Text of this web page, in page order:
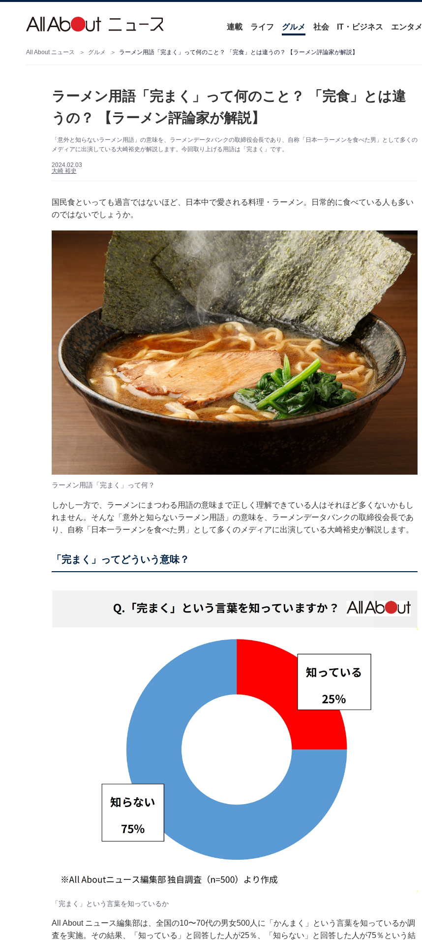
連載 ライフ グルメ 社会 IT・ビジネス エンタメ
All About ニュース グルメ ラーメン用語「完まく」って何のこと？ 「完食」とは違うの？ 【ラーメン評論家が解説】
ラーメン用語「完まく」って何のこと？ 「完食」とは違
うの？ 【ラーメン評論家が解説】
「意外と知らないラーメン用語」の意味を、ラーメンデータバンクの取締役会長であり、自称「日本一ラーメンを食べた男」として多くの
メディアに出演している大崎裕史が解説します。今回取り上げる用語は「完まく」です。
2024.02.03
大崎 裕史
国民食といっても過言ではないほど、日本中で愛される料理・ラーメン。日常的に食べている人も多い
のではないでしょうか。
ラーメン用語「完まく」って何？
しかし一方で、ラーメンにまつわる用語の意味まで正しく理解できている人はそれほど多くないかもし
れません。そんな「意外と知らないラーメン用語」の意味を、ラーメンデータバンクの取締役会長であ
り、自称「日本一ラーメンを食べた男」として多くのメディアに出演している大崎裕史が解説します。
「完まく」ってどういう意味？
「完まく」という言葉を知っているか
All About ニュース編集部は、全国の10〜70代の男女500人に「かんまく」という言葉を知っているか調
査を実施。その結果、「知っている」と回答した人が25％、「知らない」と回答した人が75％という結